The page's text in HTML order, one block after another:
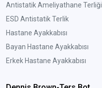
Antistatik Ameliyathane Terliği
ESD Antistatik Terlik
Hastane Ayakkabısı
Bayan Hastane Ayakkabısı
Erkek Hastane Ayakkabısı